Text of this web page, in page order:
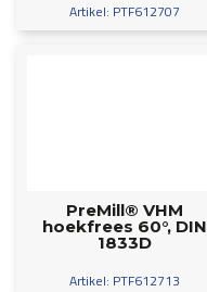
Artikel: PTF612707
PreMill® VHM
hoekfrees 60°, DIN
1833D
Artikel: PTF612713